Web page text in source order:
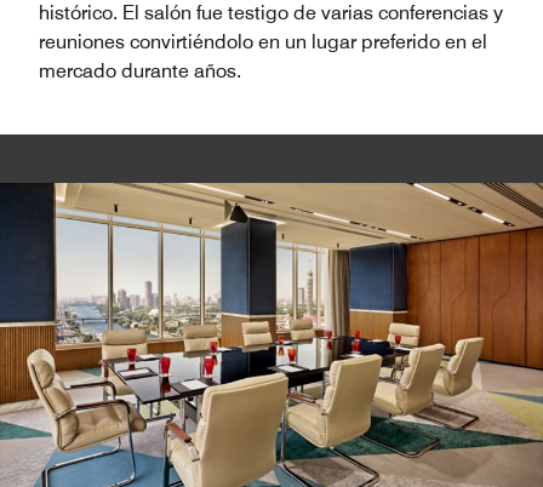
histórico. El salón fue testigo de varias conferencias y
reuniones convirtiéndolo en un lugar preferido en el
mercado durante años.